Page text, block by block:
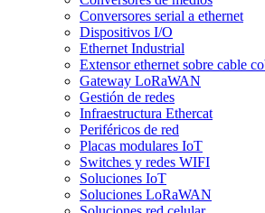
Conversores serial a ethernet
Dispositivos I/O
Ethernet Industrial
Extensor ethernet sobre cable
Gateway LoRaWAN
Gestión de redes
Infraestructura Ethercat
Periféricos de red
Placas modulares IoT
Switches y redes WIFI
Soluciones IoT
Soluciones LoRaWAN